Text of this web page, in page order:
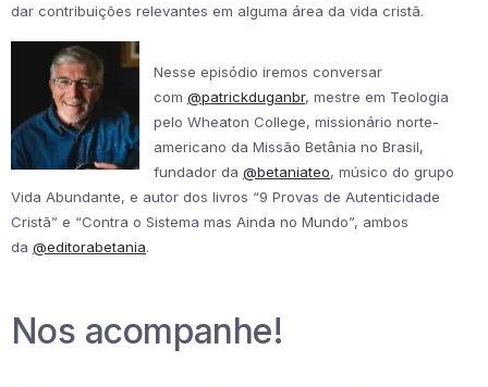
dar contribuições relevantes em alguma área da vida cristã.
Nesse episódio iremos conversar
com @patrickduganbr, mestre em Teologia
pelo Wheaton College, missionário norte-
americano da Missão Betânia no Brasil,
fundador da @betaniateo, músico do grupo
Vida Abundante, e autor dos livros “9 Provas de Autenticidade
Cristã” e “Contra o Sistema mas Ainda no Mundo”, ambos
da @editorabetania.
Nos acompanhe!